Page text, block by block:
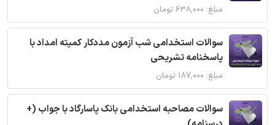
مبلغ: ۶۳۸,۰۰۰ تومان
سوالات استخدامی شب آزمون مددکار کمیته امداد با
پاسخنامه تشریحی
مبلغ: ۱۸۷,۰۰۰ تومان
سوالات مصاحبه استخدامی بانک پاسارگاد با جواب (+